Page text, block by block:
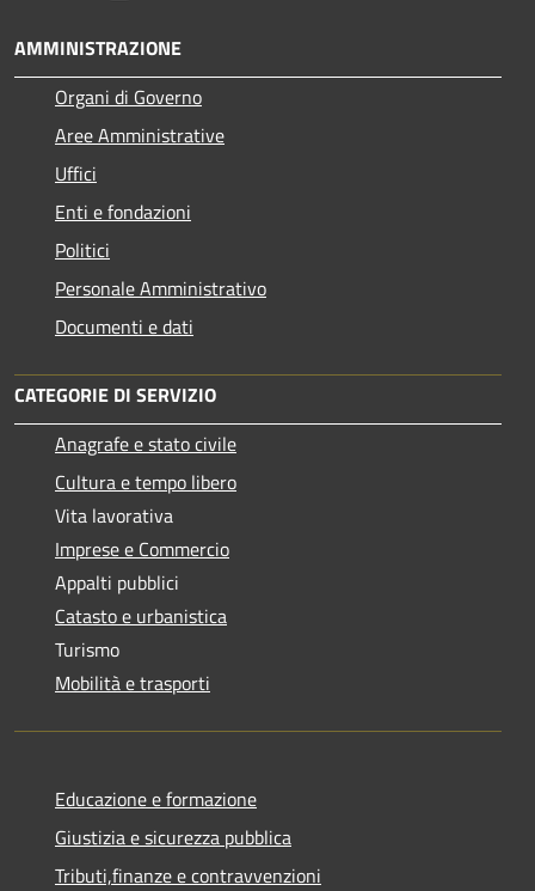
AMMINISTRAZIONE
Organi di Governo
Aree Amministrative
Uffici
Enti e fondazioni
Politici
Personale Amministrativo
Documenti e dati
CATEGORIE DI SERVIZIO
Anagrafe e stato civile
Cultura e tempo libero
Vita lavorativa
Imprese e Commercio
Appalti pubblici
Catasto e urbanistica
Turismo
Mobilità e trasporti
Educazione e formazione
Giustizia e sicurezza pubblica
Tributi,finanze e contravvenzioni